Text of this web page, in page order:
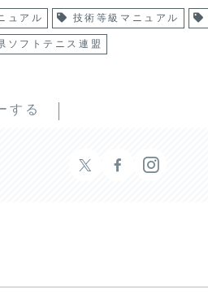
ュアル 技術等級マニュアル
ソフトテニス連盟
する